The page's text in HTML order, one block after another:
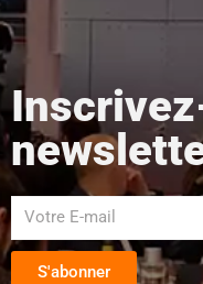
S'abonner